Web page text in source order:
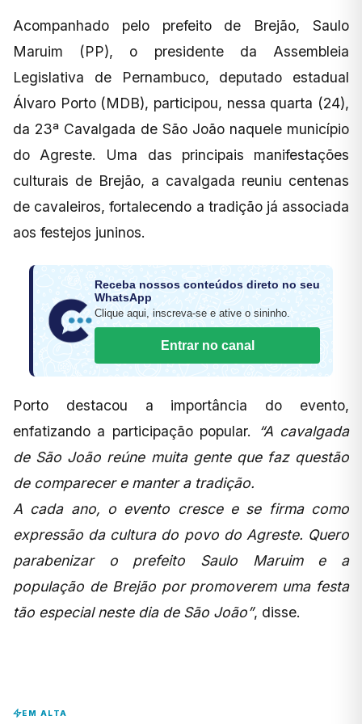
Acompanhado pelo prefeito de Brejão, Saulo
Maruim (PP), o presidente da Assembleia
Legislativa de Pernambuco, deputado estadual
Álvaro Porto (MDB), participou, nessa quarta (24),
da 23ª Cavalgada de São João naquele município
do Agreste. Uma das principais manifestações
culturais de Brejão, a cavalgada reuniu centenas
de cavaleiros, fortalecendo a tradição já associada
aos festejos juninos.
Receba nossos conteúdos direto no seu
WhatsApp
Clique aqui, inscreva-se e ative o sininho.
Entrar no canal
Porto destacou a importância do evento,
enfatizando a participação popular.
“A cavalgada
de São João reúne muita gente que faz questão
de comparecer e manter a tradição.
A cada ano, o evento cresce e se firma como
expressão da cultura do povo do Agreste. Quero
parabenizar o prefeito Saulo Maruim e a
população de Brejão por promoverem uma festa
tão especial neste dia de São João”, disse.
EM ALTA